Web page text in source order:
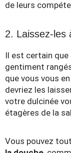
de leurs
2. Laissez-les
Il est certain
gentiment
que vous vous
devriez les
votre dulcinée
étagères de la
Vous pouvez